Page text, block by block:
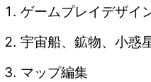
ゲームプレイデザイ
宇宙船、鉱物、小惑
マップ編集